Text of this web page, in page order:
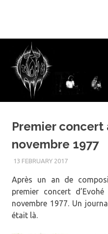
Premier concert
novembre 1977
13 FEBRUARY 2017
Après un an de
premier concert
novembre 1977. Un
était là.